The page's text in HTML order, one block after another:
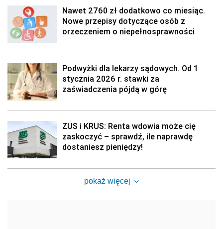
Nawet 2760 zł dodatkowo co miesiąc.
Nowe przepisy dotyczące osób z
orzeczeniem o niepełnosprawności
Podwyżki dla lekarzy sądowych. Od 1
stycznia 2026 r. stawki za
zaświadczenia pójdą w górę
ZUS i KRUS: Renta wdowia może cię
zaskoczyć – sprawdź, ile naprawdę
dostaniesz pieniędzy!
pokaż więcej